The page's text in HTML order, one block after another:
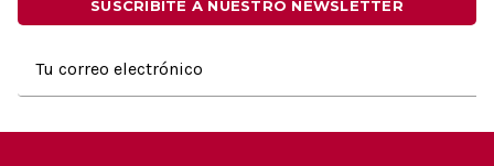
SUSCRIBITE A NUESTRO NEWSLETTER
electrónico